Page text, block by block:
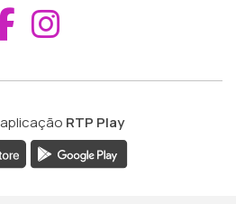
Aceder ao
RTP Play